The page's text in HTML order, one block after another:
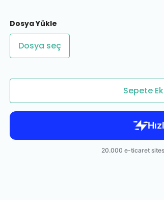
Dosya Yükle
Dosya seç
Sepete